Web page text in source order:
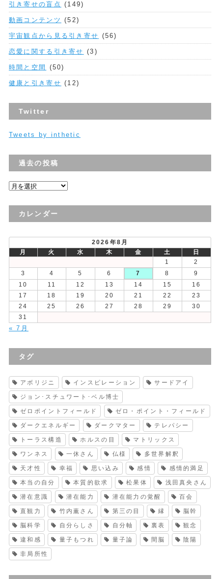
引き寄せの盲点 (149)
動画コンテンツ (52)
宇宙観点から見る引き寄せ (56)
恋愛に関する引き寄せ (3)
時間と空間 (50)
健康と引き寄せ (12)
Twitter
Tweets by inthetic
過去の投稿
過
の
カレンダー
2026年8月
月
火 水 木 金 土
日
1
2
3
4 5 6 7 8
9
10
11 12 13 14 15
16
17
18 19 20 21 22
23
24
25 26 27 28 29
30
31
« 7月
タグ
アボリジニ インスピレーション サードアイ
ジョン･スチュワート･ベル博士
ゼロポイントフィールド ゼロ・ポイント・フィールド
ダークエネルギー ダークマター テレパシー
トーラス構造 ホルスの目 マトリックス
ワンネス 一休さん 仏様 多世界解釈
天才性 幸福 思い込み 感情 感情的満足
本当の自分 本質的欲求 松果体 浅田真央さん
潜在意識 潜在能力 潜在能力の覚醒 百会
直観力 竹内薫さん 第三の目 縁 脳幹
脳科学 自分らしさ 自分軸 裏表 観念
違和感 量子もつれ 量子論 間脳 陰陽
非局所性